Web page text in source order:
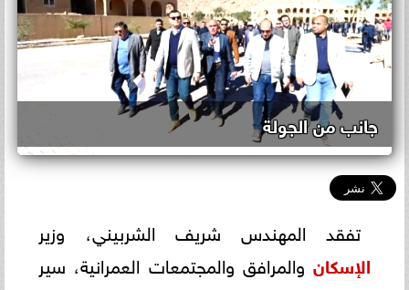
جانب من الجولة
تفقد المهندس شريف الشربيني، وزير
الإسكان والمرافق والمجتمعات العمرانية، سير